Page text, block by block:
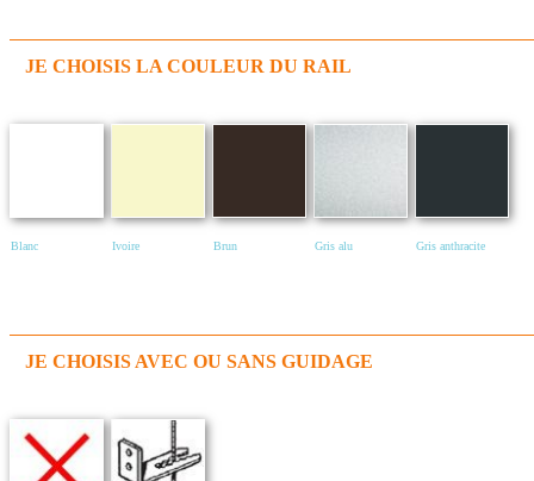
JE CHOISIS LA COULEUR DU RAIL
Blanc Ivoire Brun Gris alu Gris anthracite
JE CHOISIS AVEC OU SANS GUIDAGE